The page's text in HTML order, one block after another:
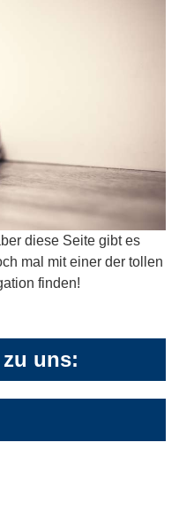
diese Seite gibt es
mal mit einer der tollen
finden!
uns: